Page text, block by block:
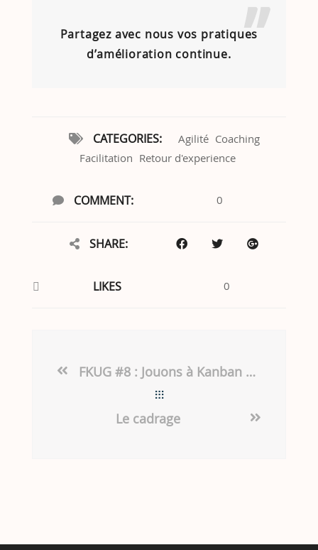
Partagez avec nous vos pratiques
d’amélioration continue.
CATEGORIES: Agilité Coaching
Facilitation Retour d'experience
COMMENT: 0
SHARE:
LIKES 0
FKUG #8 : Jouons à Kanban en attendant Noël
Le cadrage